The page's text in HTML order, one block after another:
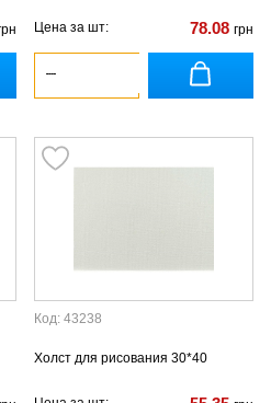
Цена за шт: 78.08 грн
Код: 43238
Холст для рисования 30*40